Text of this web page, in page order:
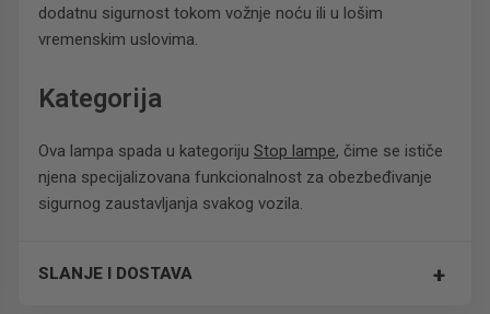
dodatnu sigurnost tokom vožnje noću ili u lošim
vremenskim uslovima.
Kategorija
Ova lampa spada u kategoriju Stop lampe, čime se ističe
njena specijalizovana funkcionalnost za obezbeđivanje
sigurnog zaustavljanja svakog vozila.
SLANJE I DOSTAVA +